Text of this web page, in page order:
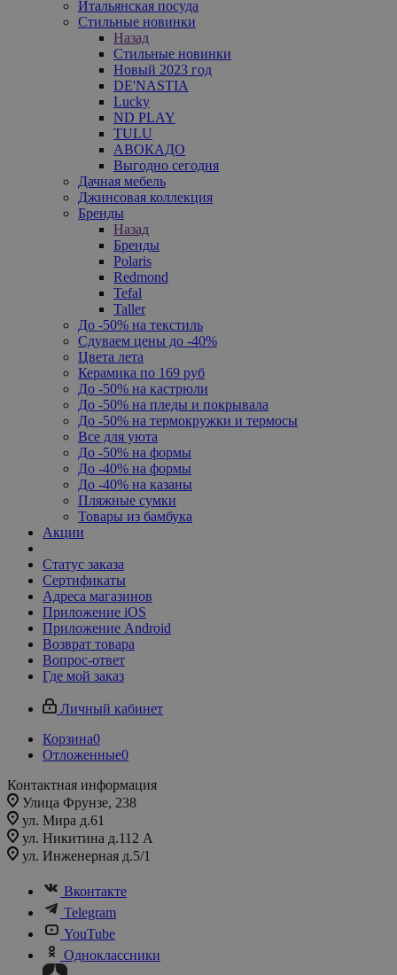
Итальянская посуда
Стильные новинки
Назад
Стильные новинки
Новый 2023 год
DE'NASTIA
Lucky
ND PLAY
TULU
АВОКАДО
Выгодно сегодня
Дачная мебель
Джинсовая коллекция
Бренды
Назад
Бренды
Polaris
Redmond
Tefal
Taller
До -50% на текстиль
Сдуваем цены до -40%
Цвета лета
Керамика по 169 руб
До -50% на кастрюли
До -50% на пледы и покрывала
До -50% на термокружки и термосы
Все для уюта
До -50% на формы
До -40% на формы
До -40% на казаны
Пляжные сумки
Товары из бамбука
Акции
Статус заказа
Сертификаты
Адреса магазинов
Приложение iOS
Приложение Android
Возврат товара
Вопрос-ответ
Где мой заказ
Личный кабинет
Корзина0
Отложенные0
Контактная информация
Улица Фрунзе, 238​
ул. Мира д.61
ул. Никитина д.112 А
ул. Инженерная д.5/1
Вконтакте
Telegram
YouTube
Одноклассники